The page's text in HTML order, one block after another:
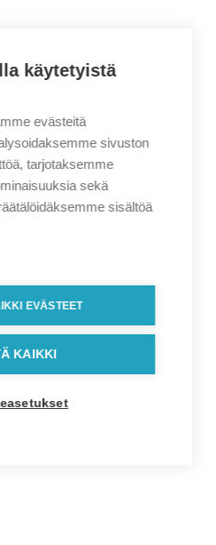
käytetyistä
evästeitä
sivuston
tarjotaksemme
sekä
sisältöä
EVÄSTEET
KAIKKI